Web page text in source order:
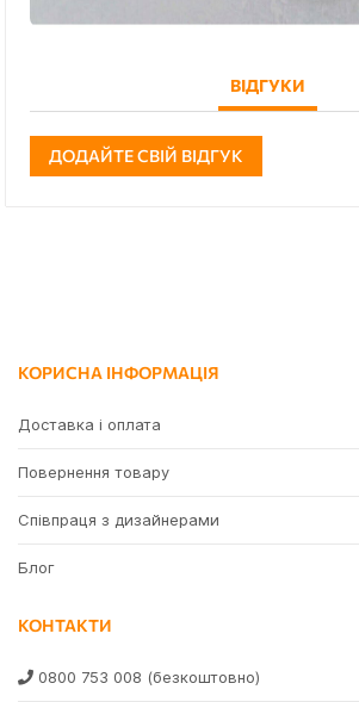
ВІДГУКИ
ДОДАЙТЕ СВІЙ ВІДГУК
КОРИСНА ІНФОРМАЦІЯ
Доставка і оплата
Повернення товару
Співпраця з дизайнерами
Блог
КОНТАКТИ
0800 753 008 (безкоштовно)